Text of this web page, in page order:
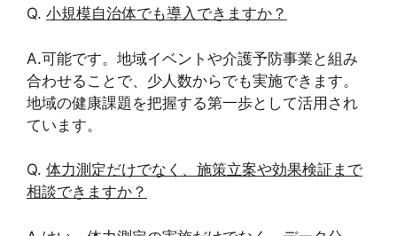
Q. 小規模自治体でも導入できますか？
A.可能です。地域イベントや介護予防事業と組み
合わせることで、少人数からでも実施できます。
地域の健康課題を把握する第一歩として活用され
ています。
Q. 体力測定だけでなく、施策立案や効果検証まで
相談できますか？